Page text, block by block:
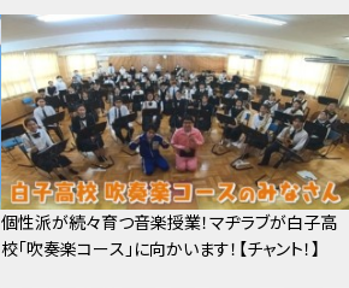
個性派が続々育つ音楽授業！マヂラブが白子高
校「吹奏楽コース」に向かいます！【チャント！】